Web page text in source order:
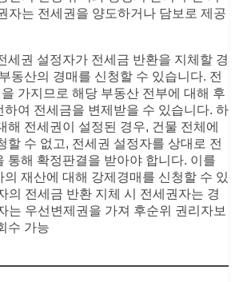
자는 전세권을 양도하거나 담보로 제공
세권 설정자가 전세금 반환을 지체할 경
동산의 경매를 신청할 수 있습니다. 전
가지므로 해당 부동산 전부에 대해 후
하여 전세금을 변제받을 수 있습니다. 하
해 전세권이 설정된 경우, 건물 전체에
할 수 없고, 전세권 설정자를 상대로 전
통해 확정판결을 받아야 합니다. 이를
재산에 대해 강제경매를 신청할 수 있
의 전세금 반환 지체 시 전세권자는 경
는 우선변제권을 가져 후순위 권리자보
수 가능